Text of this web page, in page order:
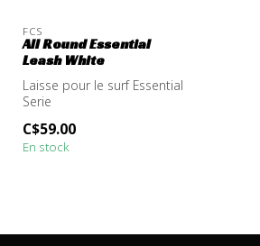
FCS
All Round Essential
Leash White
Laisse pour le surf Essential
Serie
C$59.00
En stock